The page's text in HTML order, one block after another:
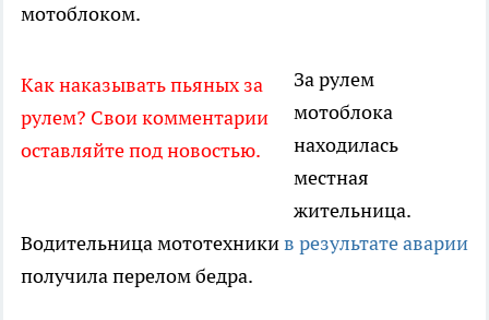
мотоблоком.
Как наказывать пьяных за
рулем? Свои комментарии
оставляйте под новостью.
За рулем
мотоблока
находилась
местная
жительница.
Водительница мототехникив результате аварии
получила перелом бедра.